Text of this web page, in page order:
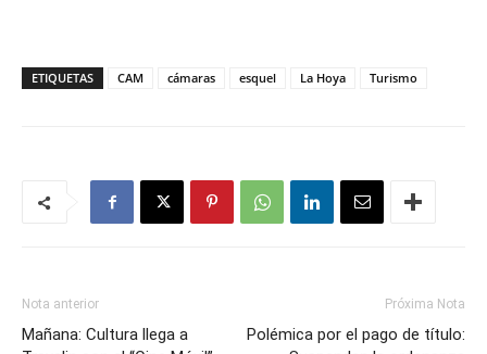
ETIQUETAS CAM cámaras esquel La Hoya Turismo
Nota anterior
Mañana: Cultura llega a
Próxima Nota
Polémica por el pago de título: